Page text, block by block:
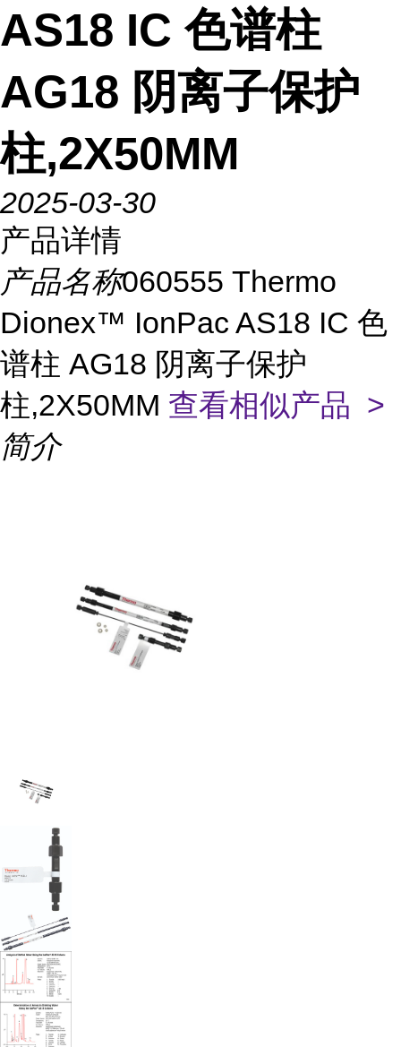
AS18 IC 色谱柱
AG18 阴离子保护
柱,2X50MM
2025-03-30
产品详情
产品名称060555 Thermo
Dionex™ IonPac AS18 IC 色
谱柱 AG18 阴离子保护
柱,2X50MM 查看相似产品 >
简介